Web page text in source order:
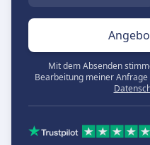
Mit dem Absenden
Bearbeitung meiner